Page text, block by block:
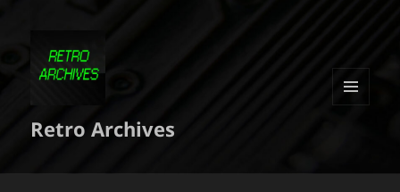
Retro Archives